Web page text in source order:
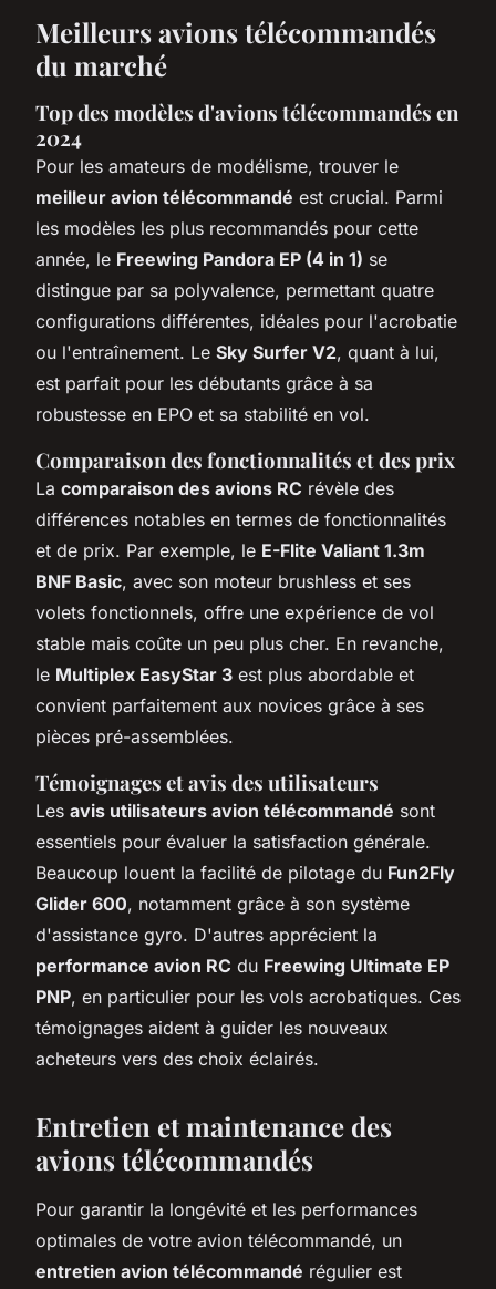
Meilleurs avions télécommandés
du marché
Top des modèles d'avions télécommandés en
2024
Pour les amateurs de modélisme, trouver le
meilleur avion télécommandé est crucial. Parmi
les modèles les plus recommandés pour cette
année, le Freewing Pandora EP (4 in 1) se
distingue par sa polyvalence, permettant quatre
configurations différentes, idéales pour l'acrobatie
ou l'entraînement. Le Sky Surfer V2, quant à lui,
est parfait pour les débutants grâce à sa
robustesse en EPO et sa stabilité en vol.
Comparaison des fonctionnalités et des prix
La comparaison des avions RC révèle des
différences notables en termes de fonctionnalités
et de prix. Par exemple, le E-Flite Valiant 1.3m
BNF Basic, avec son moteur brushless et ses
volets fonctionnels, offre une expérience de vol
stable mais coûte un peu plus cher. En revanche,
le Multiplex EasyStar 3 est plus abordable et
convient parfaitement aux novices grâce à ses
pièces pré-assemblées.
Témoignages et avis des utilisateurs
Les avis utilisateurs avion télécommandé sont
essentiels pour évaluer la satisfaction générale.
Beaucoup louent la facilité de pilotage du Fun2Fly
Glider 600, notamment grâce à son système
d'assistance gyro. D'autres apprécient la
performance avion RC du Freewing Ultimate EP
PNP, en particulier pour les vols acrobatiques. Ces
témoignages aident à guider les nouveaux
acheteurs vers des choix éclairés.
Entretien et maintenance des
avions télécommandés
Pour garantir la longévité et les performances
optimales de votre avion télécommandé, un
entretien avion télécommandé régulier est